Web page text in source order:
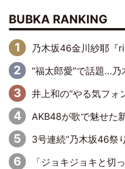
BUBKA RANKING
乃木坂46金川紗耶『
“福太郎愛”で話題…乃木坂46一ノ瀬美空
井上和の“やる気フォント”にも注目
AKB48が歌で魅せた新公演『夢の
3号連続“乃木坂46祭り” ラストを飾るのは賀喜遥
「ジョキジョキと切っていく感